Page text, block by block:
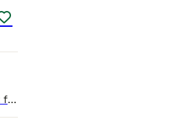
Hej! Vi behöver tyvärr minska ner antalet hästar pga skada hos ryttare. Vi har ett supertrevligt halvblodssto född 2017 som vilken dag som helst får sitt föl. Hoppar superfint och inriden och ride